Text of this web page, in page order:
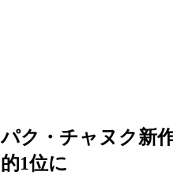
パク・チャヌク新
的1位に